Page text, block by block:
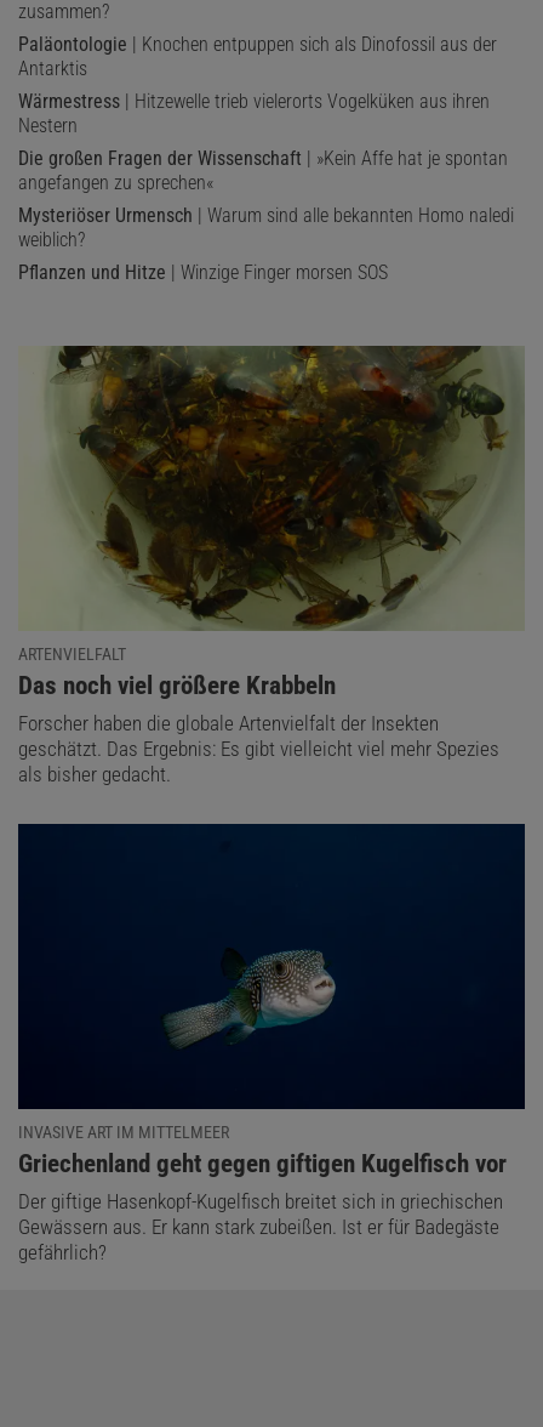
zusammen?
Paläontologie | Knochen entpuppen sich als Dinofossil aus der
Antarktis
Wärmestress | Hitzewelle trieb vielerorts Vogelküken aus ihren
Nestern
Die großen Fragen der Wissenschaft | »Kein Affe hat je spontan
angefangen zu sprechen«
Mysteriöser Urmensch | Warum sind alle bekannten Homo naledi
weiblich?
Pflanzen und Hitze | Winzige Finger morsen SOS
ARTENVIELFALT
:
Das noch viel größere Krabbeln
Forscher haben die globale Artenvielfalt der Insekten
geschätzt. Das Ergebnis: Es gibt vielleicht viel mehr Spezies
als bisher gedacht.
INVASIVE ART IM MITTELMEER
:
Griechenland geht gegen giftigen Kugelfisch vor
Der giftige Hasenkopf-Kugelfisch breitet sich in griechischen
Gewässern aus. Er kann stark zubeißen. Ist er für Badegäste
gefährlich?